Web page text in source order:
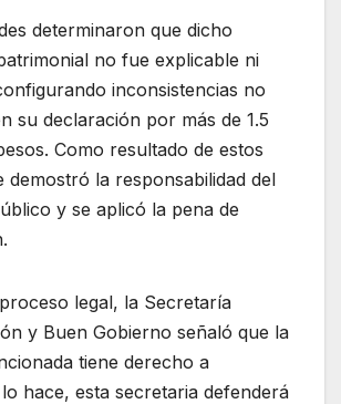
determinaron que dicho
no fue explicable ni
inconsistencias no
su declaración por más de 1.5
Como resultado de estos
demostró la responsabilidad del
y se aplicó la pena de
legal, la Secretaría
y Buen Gobierno señaló que la
tiene derecho a
hace, esta secretaria defenderá